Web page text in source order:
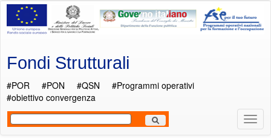
Salta al contenuto principale
Fondi Strutturali
#POR #PON #QSN
#Programmi operativi
#obiettivo convergenza
Menù